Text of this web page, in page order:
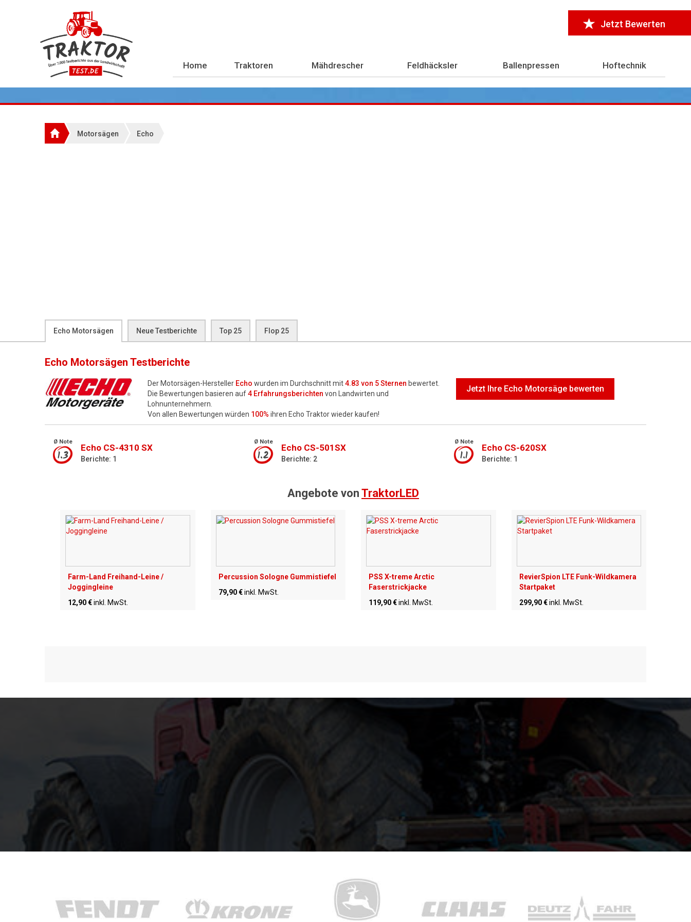
Jetzt Bewerten
Home Traktoren Mähdrescher Feldhäcksler Ballenpressen Hoftechnik
Motorsägen Echo
Echo Motorsägen Neue Testberichte Top 25 Flop 25
Echo Motorsägen Testberichte
Der Motorsägen-Hersteller Echo wurden im Durchschnitt mit4.83 von 5 Sternen bewertet.
Die Bewertungen basieren auf4 Erfahrungsberichten von Landwirten und
Lohnunternehmern.
Von allen Bewertungen würden 100% ihren Echo Traktor wieder kaufen!
Jetzt Ihre Echo Motorsäge bewerten
Ø Note
1.3
Echo CS-4310 SX
Berichte: 1
Ø Note
1.2
Echo CS-501SX
Berichte: 2
Ø Note
1.1
Echo CS-620SX
Berichte: 1
Angebote von TraktorLED
Farm-Land Freihand-Leine /
Joggingleine
12,90 €inkl. MwSt.
Percussion Sologne Gummistiefel
79,90 € inkl. MwSt.
PSS X-treme Arctic
Faserstrickjacke
119,90 €inkl. MwSt.
RevierSpion LTE Funk-Wildkamera
Startpaket
299,90 € inkl. MwSt.